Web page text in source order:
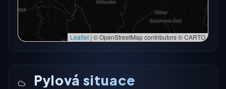
Leaflet | © OpenStreetMap contributors © CARTO
Pylová situace